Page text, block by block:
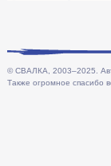
© СВАЛКА, 2003–2025.
Также огромное спасибо